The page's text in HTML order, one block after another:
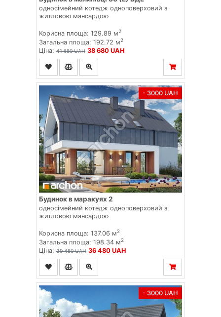
односімейний котедж одноповерховий з
житловою мансардою
Корисна площа: 129.89 м2
Загальна площа: 192.72 м2
Ціна: 41 680 UAH 38 680 UAH
- 3000 UAH
Будинок в маракуях 2
односімейний котедж одноповерховий з
житловою мансардою
Корисна площа: 137.06 м2
Загальна площа: 198.34 м2
Ціна: 39 480 UAH 36 480 UAH
- 3000 UAH